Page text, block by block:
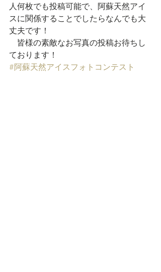
人何枚でも投稿可能で、阿蘇天然アイ
スに関係することでしたらなんでも大
丈夫です！
皆様の素敵なお写真の投稿お待ちし
ております！
#阿蘇天然アイスフォトコンテスト